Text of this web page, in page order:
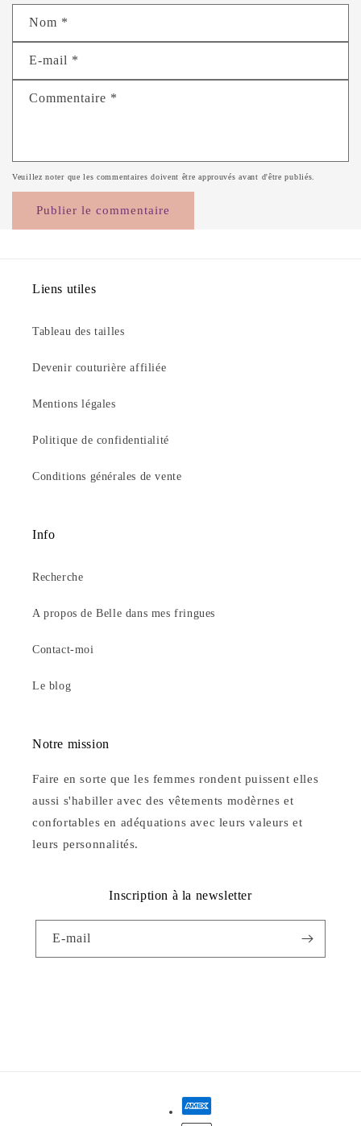
Nom *
E-mail *
Commentaire *
Veuillez noter que les commentaires doivent être approuvés avant d'être publiés.
Liens utiles
Tableau des tailles
Devenir couturière affiliée
Mentions légales
Politique de confidentialité
Conditions générales de vente
Info
Recherche
A propos de Belle dans mes fringues
Contact-moi
Le blog
Notre mission
Faire en sorte que les femmes rondent puissent elles
aussi s'habiller avec des vêtements modèrnes et
confortables en adéquations avec leurs valeurs et
leurs personnalités.
Inscription à la newsletter
E-mail